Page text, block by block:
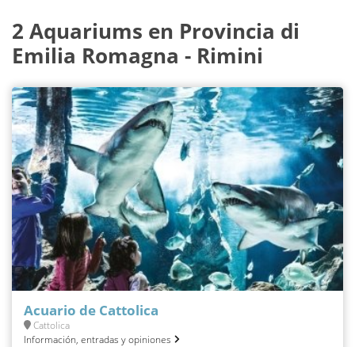
2 Aquariums en Provincia di
Emilia Romagna - Rimini
Acuario de Cattolica
Cattolica
Información, entradas y opiniones